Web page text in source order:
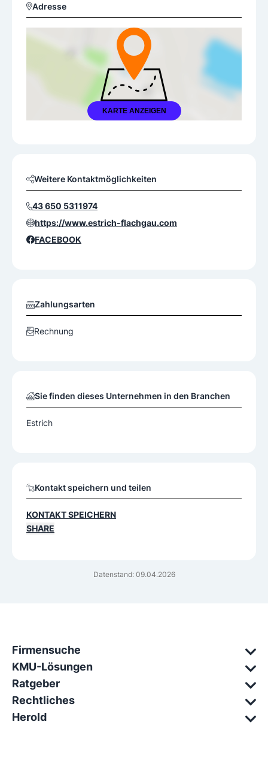
Adresse
KARTE ANZEIGEN
Datenstand: 09.04.2026
Weitere Kontaktmöglichkeiten
43 650 5311974
https://www.estrich-flachgau.com
FACEBOOK
Zahlungsarten
Rechnung
Sie finden dieses Unternehmen in den Branchen
Estrich
Kontakt speichern und teilen
KONTAKT SPEICHERN
SHARE
Firmensuche
KMU-Lösungen
Ratgeber
Rechtliches
Herold